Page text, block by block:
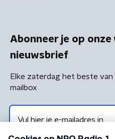
Abonneer je op onze
nieuwsbrief
Elke zaterdag het beste van
mailbox